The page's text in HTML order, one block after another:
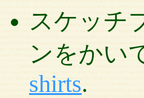
スケッチ
ンをかい
shirts.